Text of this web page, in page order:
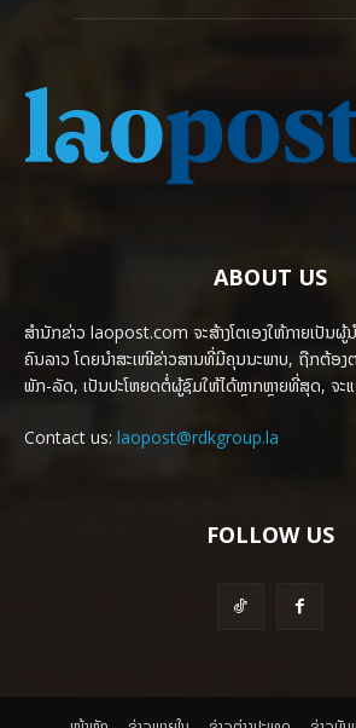
ABOUT US
ສຳນັກຂ່າວ laopost.com ຈະສ້າງໂຕເອງໃຫ້ກາຍເປັນ
ຄົນລາວ ໂດຍນຳສະເໜີຂ່າວສານທີ່ມີຄຸນນະພາບ, ຖືກຕ້ອງຕ
ພັກ-ລັດ, ເປັນປະໂຫຍດຕໍ່ຜູ້ຊົມໃຫ້ໄດ້ຫຼາກຫຼາຍທີ່ສຸດ, ຈະ
Contact us: laopost@rdkgroup.la
FOLLOW US